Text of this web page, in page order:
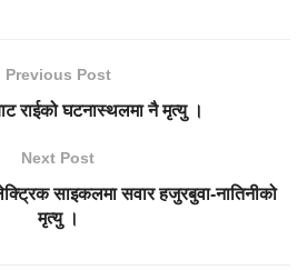
Previous Post
राईको घटनास्थलमा नै मृत्यु ।
Next Post
साइकलमा सवार हजुरबुवा-नातिनीको
मृत्यु ।